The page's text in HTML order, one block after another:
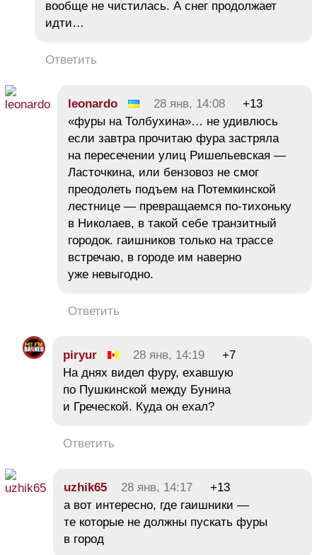
вообще не чистилась. А снег продолжает
идти…
Ответить
leonardo 28 янв, 14:08
+13
«фуры на Толбухина»… не удивлюсь
если завтра прочитаю фура застряла
на пересечении улиц Ришельевская —
Ласточкина, или бензовоз не смог
преодолеть подъем на Потемкинской
лестнице — превращаемся по-тихоньку
в Николаев, в такой себе транзитный
городок. гаишников только на трассе
встречаю, в городе им наверно
уже невыгодно.
Ответить
piryur 28 янв, 14:19
+7
На днях видел фуру, ехавшую
по Пушкинской между Бунина
и Греческой. Куда он ехал?
Ответить
uzhik65 28 янв, 14:17
+13
а вот интересно, где гаишники —
те которые не должны пускать фуры
в город